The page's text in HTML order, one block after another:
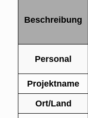
Beschreibung
Personal
Projektname
Ort/Land